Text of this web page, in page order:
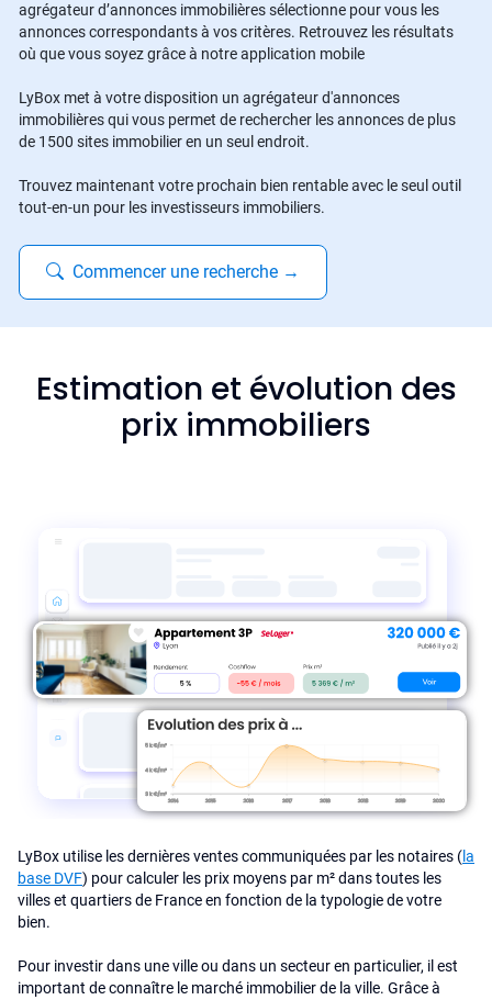
agrégateur d’annonces immobilières sélectionne pour vous les
annonces correspondants à vos critères. Retrouvez les résultats
où que vous soyez grâce à notre application mobile
LyBox met à votre disposition un agrégateur d'annonces
immobilières qui vous permet de rechercher les annonces de plus
de 1500 sites immobilier en un seul endroit.
Trouvez maintenant votre prochain bien rentable avec le seul outil
tout-en-un pour les investisseurs immobiliers.
Commencer une recherche →
Estimation et évolution des
prix immobiliers
LyBox utilise les dernières ventes communiquées par les notaires (la
base DVF) pour calculer les prix moyens par m² dans toutes les
villes et quartiers de France en fonction de la typologie de votre
bien.
Pour investir dans une ville ou dans un secteur en particulier, il est
important de connaître le marché immobilier de la ville. Grâce à